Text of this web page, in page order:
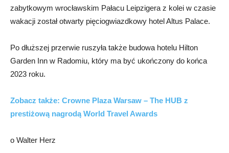
zabytkowym wrocławskim Pałacu Leipzigera z kolei w czasie
wakacji został otwarty pięciogwiazdkowy hotel Altus Palace.
Po dłuższej przerwie ruszyła także budowa hotelu Hilton
Garden Inn w Radomiu, który ma być ukończony do końca
2023 roku.
Zobacz także: Crowne Plaza Warsaw – The HUB z
prestiżową nagrodą World Travel Awards
o Walter Herz